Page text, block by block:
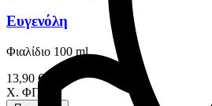
Ευγενόλη
Φιαλίδιο 100 ml
13,90 €
Χ. ΦΠΑ